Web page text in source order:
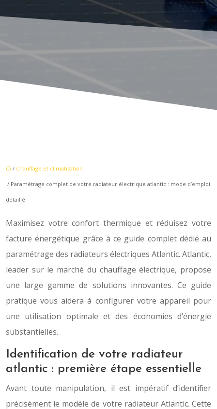
/ Chauffage et climatisation
/ Paramétrage complet de votre radiateur électrique atlantic : mode d’emploi
détaillé
Maximisez votre confort thermique et réduisez votre
facture énergétique grâce à ce guide complet dédié au
paramétrage des radiateurs électriques Atlantic. Atlantic,
leader sur le marché du chauffage électrique, propose
une large gamme de solutions innovantes. Ce guide
pratique vous aidera à configurer votre appareil pour
une utilisation optimale et des économies d’énergie
substantielles.
Identification de votre radiateur
atlantic : première étape essentielle
Avant toute manipulation, il est impératif d’identifier
précisément le modèle de votre radiateur Atlantic. Cette